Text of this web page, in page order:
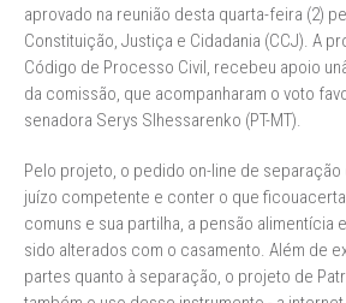
aprovado na reunião desta quarta-feira (2)
Constituição, Justiça e Cidadania (CCJ). A
Código de Processo Civil, recebeu apoio
da comissão, que acompanharam o voto
senadora Serys Slhessarenko (PT-MT).
Pelo projeto, o pedido on-line de
juízo competente e conter o que
comuns e sua partilha, a pensão alimentícia
sido alterados com o casamento. Além de
partes quanto à separação, o projeto de